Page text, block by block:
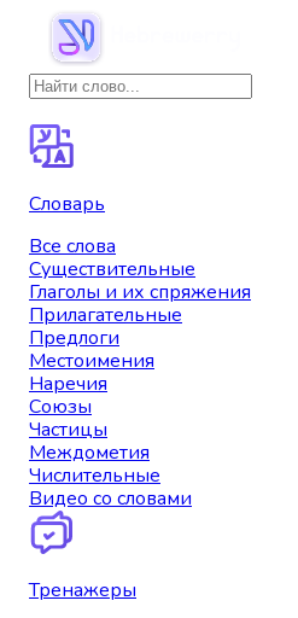
Словарь
Все слова
Существительные
Глаголы и их спряжения
Прилагательные
Предлоги
Местоимения
Наречия
Союзы
Частицы
Междометия
Числительные
Видео со словами
Тренажеры